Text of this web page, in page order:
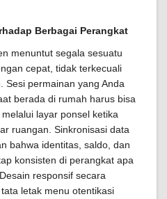
Berbagai Perangkat
menuntut segala sesuatu
cepat, tidak terkecuali
Sesi permainan yang Anda
berada di rumah harus bisa
layar ponsel ketika
ruangan. Sinkronisasi data
bahwa identitas, saldo, dan
konsisten di perangkat apa
responsif secara
letak menu otentikasi